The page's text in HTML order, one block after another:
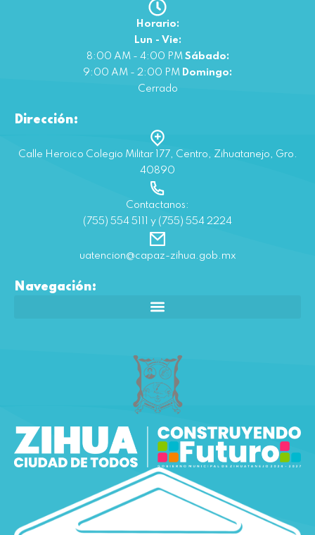
Horario:
Lun - Vie:
8:00 AM - 4:00 PM Sábado:
9:00 AM - 2:00 PM Domingo:
Cerrado
Dirección:
Calle Heroico Colegio Militar 177, Centro, Zihuatanejo, Gro.
40890
Contactanos:
(755) 554 5111 y (755) 554 2224
uatencion@capaz-zihua.gob.mx
Navegación: